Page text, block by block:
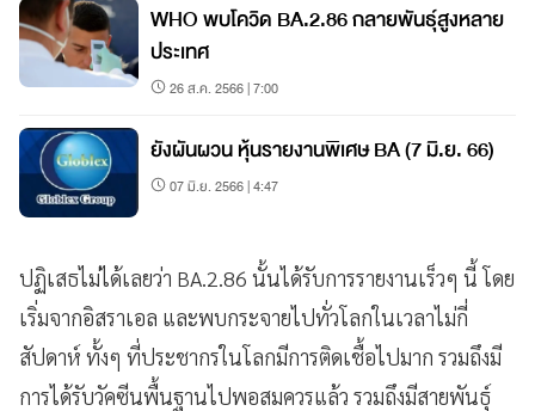
WHO พบโควิด BA.2.86 กลายพันธุ์สูงหลาย
ประเทศ
26 ส.ค. 2566 | 7:00
ยังผันผวน หุ้นรายงานพิเศษ BA (7 มิ.ย. 66)
07 มิ.ย. 2566 | 4:47
ปฏิเสธไม่ได้เลยว่า BA.2.86 นั้นได้รับการรายงานเร็วๆ นี้ โดย
เริ่มจากอิสราเอล และพบกระจายไปทั่วโลกในเวลาไม่กี่
สัปดาห์ ทั้งๆ ที่ประชากรในโลกมีการติดเชื้อไปมาก รวมถึงมี
การได้รับวัคซีนพื้นฐานไปพอสมควรแล้ว รวมถึงมีสายพันธุ์